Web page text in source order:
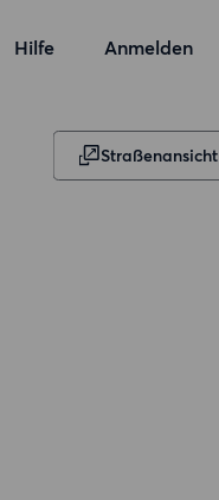
Hilfe Anmelden
Straßenansicht